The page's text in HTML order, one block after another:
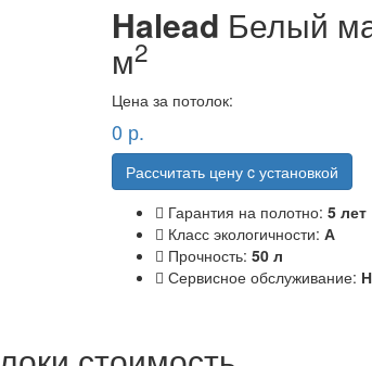
Halead Белый
м2
Цена за потолок:
0 р.
Рассчитать цену c установкой
Гарантия на полотно: 5 лет
Класс экологичности: А
Прочность: 50 л
Сервисное обслуживание: